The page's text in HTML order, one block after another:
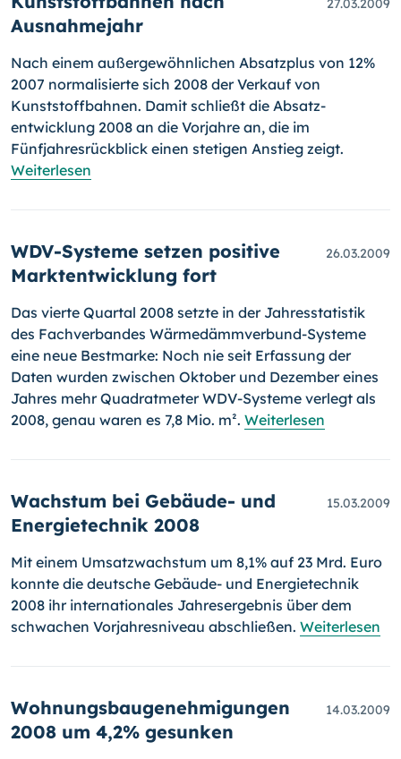
Ausnahmejahr
27.03.2009
Nach einem außergewöhnlichen Absatzplus von 12%
2007 normalisierte sich 2008 der Verkauf von
Kunststoffbahnen. Damit schließt die Ab­satz­
entwicklung 2008 an die Vorjahre an, die im
Fünfjahresrückblick einen stetigen Anstieg zeigt.
Weiterlesen
WDV-Systeme setzen positive
Marktentwicklung fort
26.03.2009
Das vierte Quartal 2008 setzte in der Jahresstatistik
des Fachver­bandes Wärmedämmverbund-Systeme
eine neue Bestmarke: Noch nie seit Erfassung der
Daten wurden zwischen Oktober und Dezember eines
Jahres mehr Quadratmeter WDV-Systeme verlegt als
2008, genau waren es 7,8 Mio. m². Weiterlesen
Wachstum bei Gebäude- und
Energietechnik 2008
15.03.2009
Mit einem Umsatzwachstum um 8,1% auf 23 Mrd. Euro
konnte die deutsche Gebäude- und Energietechnik
2008 ihr internationales Jahresergebnis über dem
schwachen Vorjahresniveau abschließen. Weiterlesen
Wohnungsbaugenehmigungen
2008 um 4,2% gesunken
14.03.2009